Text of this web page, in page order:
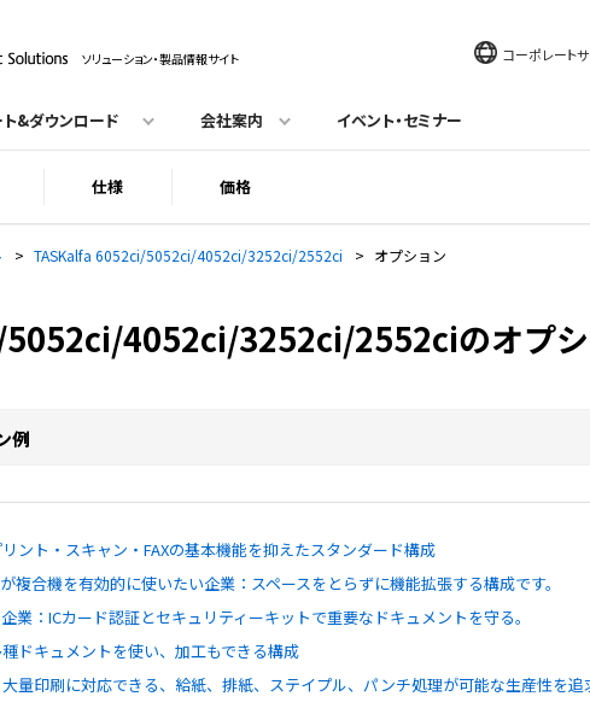
ソリューション・製品情報サイト コーポレートサ
&ダウンロード 会社案内 イベント・セミナー
仕様 価格
> TASKalfa 6052ci/5052ci/4052ci/3252ci/2552ci > オプション
4052ci/3252ci/2552ciのオプ
例
ント・スキャン・FAXの基本機能を抑えたスタンダード構成
複合機を有効的に使いたい企業：スペースをとらずに機能拡張する構成です。
業：ICカード認証とセキュリティーキットで重要なドキュメントを守る。
ドキュメントを使い、加工もできる構成
量印刷に対応できる、給紙、排紙、ステイプル、パンチ処理が可能な生産性を追